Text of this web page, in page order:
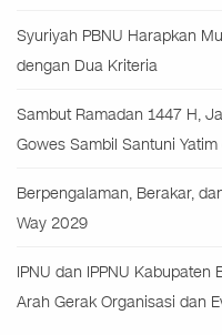
Syuriyah PBNU Harapkan
dengan Dua Kriteria
Sambut Ramadan 1447 H,
Gowes Sambil Santuni
Berpengalaman, Berakar,
Way 2029
IPNU dan IPPNU
Arah Gerak Organisasi dan